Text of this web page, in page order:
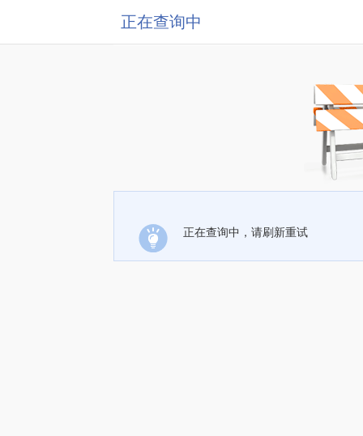
正在查询中
正在查询中，请刷新重试